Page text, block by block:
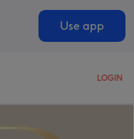
Use app
LOGIN